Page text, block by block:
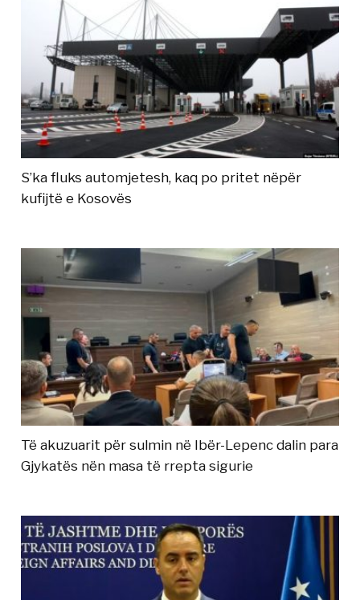
S’ka fluks automjetesh, kaq po pritet nëpër
kufijtë e Kosovës
Të akuzuarit për sulmin në Ibër-Lepenc dalin para
Gjykatës nën masa të rrepta sigurie